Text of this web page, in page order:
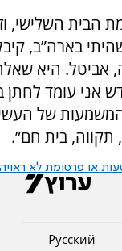
הבית השלישי,
בארה”ב,
אביטל. היא
אני עומד לחתן
של
תקווה, בית חם”.
או פרסומת לא
Pусский